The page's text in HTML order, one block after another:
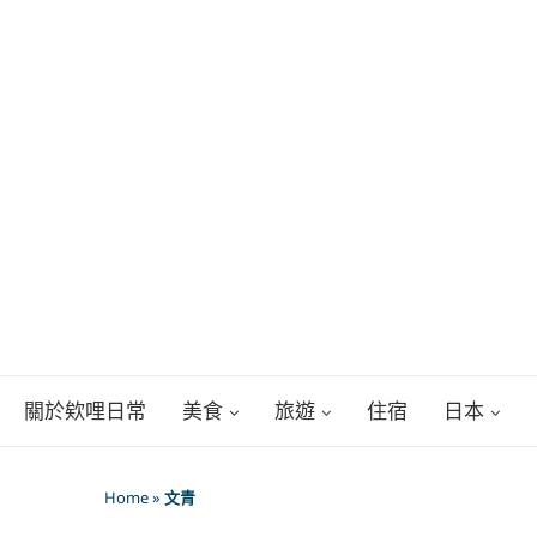
關於欸哩日常 美食 旅遊 住宿 日本
Home» 文青